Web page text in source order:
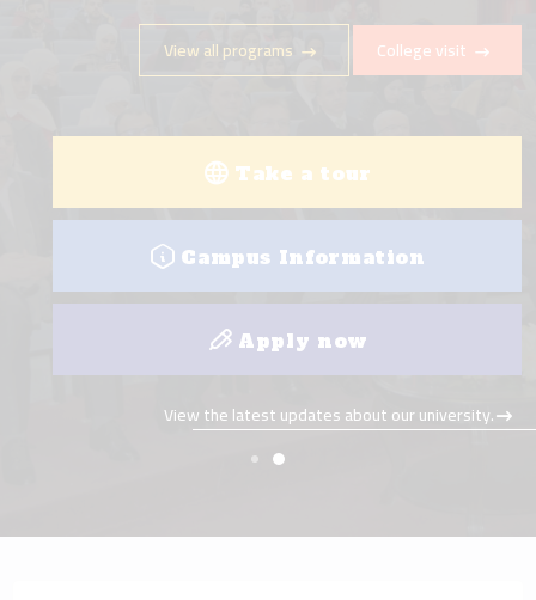
College visit
View all programs
Take a tour
Campus Information
Apply now
View the latest updates about our university.